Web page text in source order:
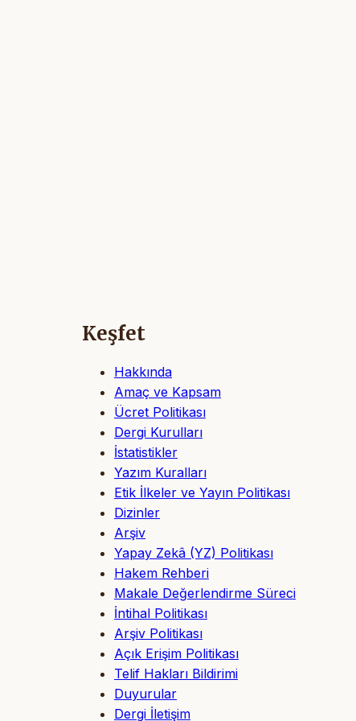
Keşfet
Hakkında
Amaç ve Kapsam
Ücret Politikası
Dergi Kurulları
İstatistikler
Yazım Kuralları
Etik İlkeler ve Yayın Politikası
Dizinler
Arşiv
Yapay Zekâ (YZ) Politikası
Hakem Rehberi
Makale Değerlendirme Süreci
İntihal Politikası
Arşiv Politikası
Açık Erişim Politikası
Telif Hakları Bildirimi
Duyurular
Dergi İletişim